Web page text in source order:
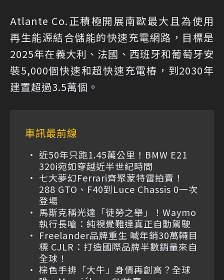
Atlante Co.正積極開展南歐最大且為使用
再生能源結合儲能的快速充電網路，目標是
2025年在義大利、法國、西班牙和葡萄牙安
裝5,000個快速和超快速充電樁，到2030年
建置超過3.5萬個。
車訊最前線
近50年只跑1.45萬公里！BMW E21
320i宛如穿越近半世紀時間
七大夢幻Ferrari齊聚蒙特雷拍賣！
288 GTO、F40到Luce Chassis 0一次
登場
馬斯克稱光達「徒勞之舉」！Waymo
執行長嗆：純視覺難達真正自動駕駛
Freelander品牌重生 喊年銷30萬輛目
標 CJLR：打造國際品牌半數銷量來自
全球！
棕色手排「大牛」身價再創高？全球